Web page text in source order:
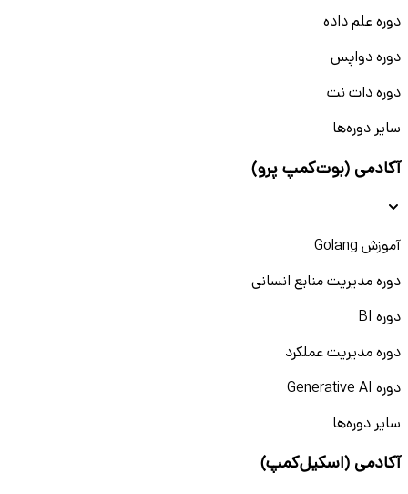
دوره علم داده
دوره دواپس
دوره دات نت
سایر دوره‌ها
آکادمی (بوت‌کمپ پرو)
آموزش Golang
دوره مدیریت منابع انسانی
دوره BI
دوره مدیریت عملکرد
دوره Generative AI
سایر دوره‌ها
آکادمی (اسکیل‌کمپ)